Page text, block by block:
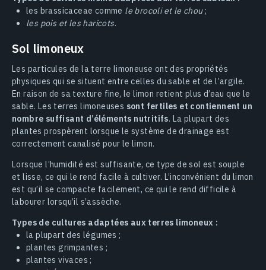
les brassicaceae comme le brocoli et le chou;
les pois et les haricots.
Sol limoneux
Les particules de la terre limoneuse ont des propriétés
physiques qui se situent entre celles du sable et de l’argile.
En raison de sa texture fine, le limon retient plus d’eau que le
sable. Les terres limoneuses sont fertiles et contiennent un
nombre suffisant d’éléments nutritifs. La plupart des
plantes prospèrent lorsque le système de drainage est
correctement canalisé pour le limon.
Lorsque l’humidité est suffisante, ce type de sol est souple
et lisse, ce qui le rend facile à cultiver. L’inconvénient du limon
est qu’il se compacte facilement, ce qui le rend difficile à
labourer lorsqu’il s’assèche.
Types de cultures adaptées aux terres limoneux :
la plupart des légumes ;
plantes grimpantes ;
plantes vivaces ;